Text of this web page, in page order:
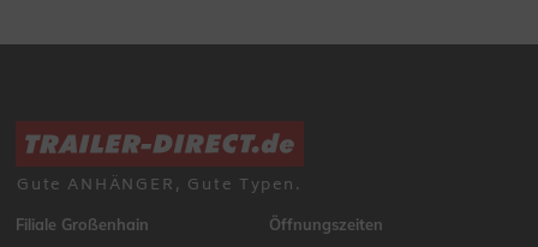
Gute ANHÄNGER, Gute Typen.
Filiale Großenhain Öffnungszeiten